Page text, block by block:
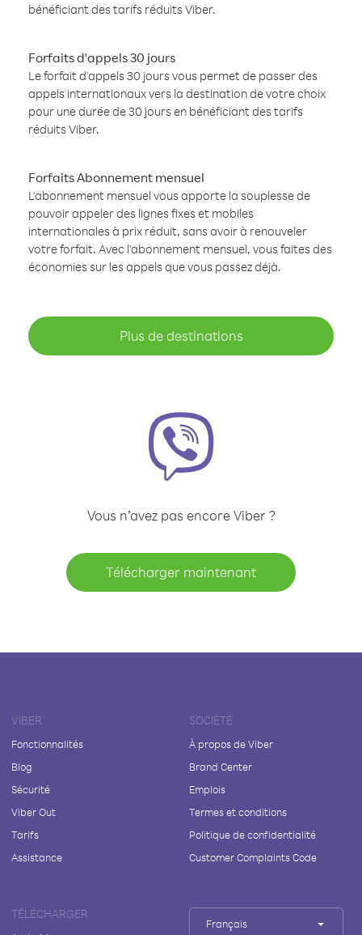
bénéficiant des tarifs réduits Viber.
Forfaits d'appels 30 jours
Le forfait d'appels 30 jours vous permet de passer des
appels internationaux vers la destination de votre choix
pour une durée de 30 jours en bénéficiant des tarifs
réduits Viber.
Forfaits Abonnement mensuel
L'abonnement mensuel vous apporte la souplesse de
pouvoir appeler des lignes fixes et mobiles
internationales à prix réduit, sans avoir à renouveler
votre forfait. Avec l'abonnement mensuel, vous faites des
économies sur les appels que vous passez déjà.
Plus de destinations
Vous n’avez pas encore Viber ?
Télécharger maintenant
VIBER
Fonctionnalités
Blog
Sécurité
Viber Out
Tarifs
Assistance
SOCIÉTÉ
À propos de Viber
Brand Center
Emplois
Termes et conditions
Politique de confidentialité
Customer Complaints Code
TÉLÉCHARGER
Français